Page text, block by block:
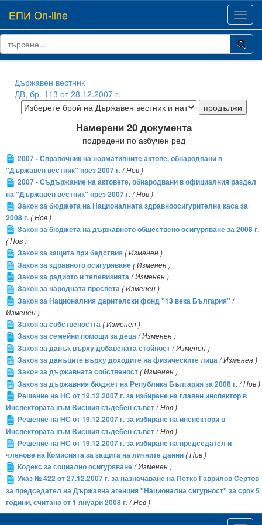
ЕПИ On-line
Държавен вестник
ДВ, бр. 113 от 28.12.2007 г.
Намерени 20 документа
подредени по азбучен ред
2007 - Справочник на нормативните актове, обнародвани в
"Държавен вестник" през 2007 г.( Нов )
2007 - Съдържание на актовете, обнародвани в официалния раздел
на "Държавен вестник" през 2007 г.( Нов )
Закон за бюджета на Националната здравноосигурителна каса за
2008 г.( Нов )
Закон за бюджета на държавното обществено осигуряване за 2008 г.
( Нов )
Закон за защита при бедствия( Изменен )
Закон за здравното осигуряване( Изменен )
Закон за радиото и телевизията( Изменен )
Закон за народната просвета( Изменен )
Закон за Националния дарителски фонд "13 века България" (
Изменен )
Закон за собствеността( Изменен )
Закон за семейни помощи за деца( Изменен )
Закон за данък върху добавената стойност( Изменен )
Закон за данъците върху доходите на физическите лица( Изменен )
Закон за държавната собственост( Изменен )
Закон за държавния бюджет на Република България за 2008 г.( Нов )
Решение на НС от 19.12.2007 г. за избиране на главен инспектор в
Инспектората към Висшия съдебен съвет( Нов )
Решение на НС от 19.12.2007 г. за избиране на инспектори в
Инспектората към Висшия съдебен съвет( Нов )
Решение на НС от 19.12.2007 г. за избиране на председател и
членове на Комисията за защита на личните данни( Нов )
Кодекс за социално осигуряване( Изменен )
Указ № 422 от 27.12.2007 г. за назначаване на Петко Гаврилов Сертов
за председател на Държавна агенция "Национална сигурност" за срок 5
години, считано от 1 януари 2008 г.( Нов )